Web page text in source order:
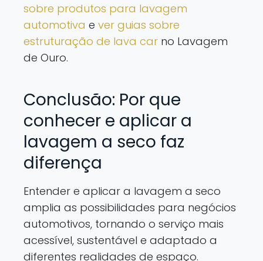
sobre produtos para lavagem
automotiva e ver guias sobre
estruturação de lava car no Lavagem
de Ouro.
Conclusão: Por que
conhecer e aplicar a
lavagem a seco faz
diferença
Entender e aplicar a lavagem a seco
amplia as possibilidades para negócios
automotivos, tornando o serviço mais
acessível, sustentável e adaptado a
diferentes realidades de espaço.